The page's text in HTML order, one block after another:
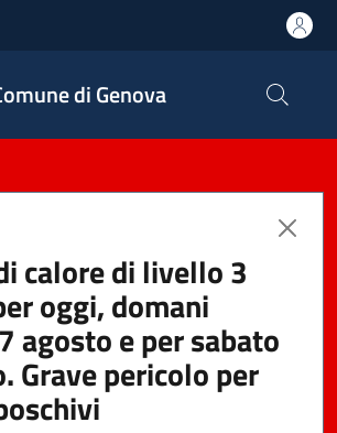
di Genova
calore di livello 3
oggi, domani
agosto e per sabato
Grave pericolo per